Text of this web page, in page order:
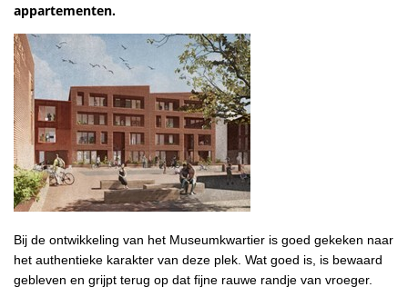
appartementen.
Bij de ontwikkeling van het Museumkwartier is goed gekeken naar
het authentieke karakter van deze plek. Wat goed is, is bewaard
gebleven en grijpt terug op dat fijne rauwe randje van vroeger.